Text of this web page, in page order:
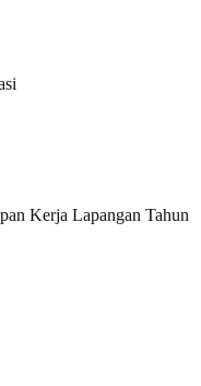
Kerja Lapangan Tahun